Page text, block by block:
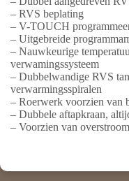
– RVS beplating
– V-TOUCH
– Uitgebreide
– Nauwkeurige
verwamingssysteem
– Dubbelwandige RVS
verwarmingsspiralen
– Roerwerk voorzien van
– Dubbele aftapkraan,
– Voorzien van